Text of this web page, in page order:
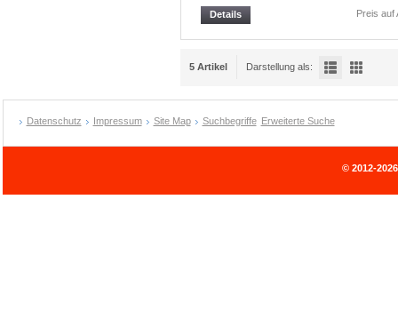
Preis auf
Details
5 Artikel Darstellung als:
Datenschutz Impressum Site Map Suchbegriffe Erweiterte Suche
© 2012-